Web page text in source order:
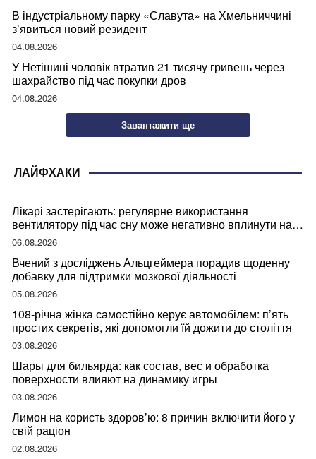
В індустріальному парку «Славута» на Хмельниччині
з’явиться новий резидент
04.08.2026
У Нетішині чоловік втратив 21 тисячу гривень через
шахрайство під час покупки дров
04.08.2026
Завантажити ще
ЛАЙФХАКИ
Лікарі застерігають: регулярне використання
вентилятору під час сну може негативно вплинути на
ваше здоров’я
06.08.2026
Вчений з досліджень Альцгеймера порадив щоденну
добавку для підтримки мозкової діяльності
05.08.2026
108-річна жінка самостійно керує автомобілем: п’ять
простих секретів, які допомогли їй дожити до століття
03.08.2026
Шары для бильярда: как состав, вес и обработка
поверхности влияют на динамику игры
03.08.2026
Лимон на користь здоров’ю: 8 причин включити його у
свій раціон
02.08.2026